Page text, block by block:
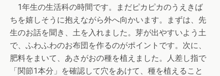
1年生の生活科の時間です。まだピカピカのうえきば
ちを嬉しそうに抱えながら外へ向かいます。まずは、先
生のお話を聞き、土を入れました。芽が出やすいよう土
で、ふわふわのお布団を作るのがポイントです。次に、
肥料をまいて、あさがおの種を植えました。人差し指で
「関節1本分」を確認して穴をあけて、種を植えること